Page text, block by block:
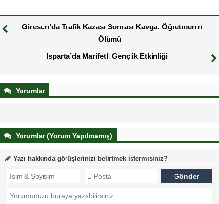
Giresun’da Trafik Kazası Sonrası Kavga: Öğretmenin
Ölümü
Isparta’da Marifetli Gençlik Etkinliği
Yorumlar
Yorumlar (Yorum Yapılmamış)
Yazı hakkında görüşlerinizi belirtmek istermisiniz?